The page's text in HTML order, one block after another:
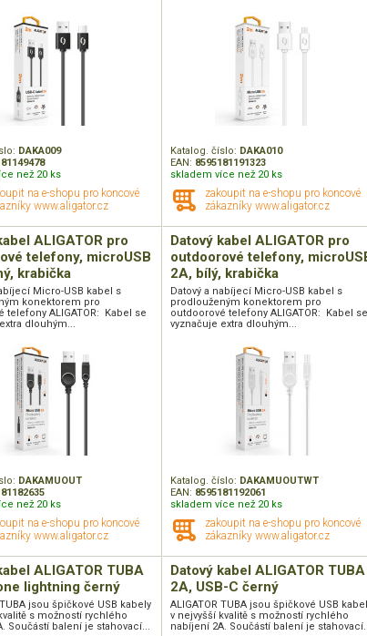
DAKA009
než 20 ks
na e-shopu pro koncové
www.aligator.cz
Katalog. číslo: DAKA010
EAN: 8595181191323
skladem více než 20 ks
zakoupit na e-shopu pro koncové
zákazníky www.aligator.cz
ALIGATOR pro
telefony, microUSB
krabička
Micro-USB kabel s
konektorem pro
telefony ALIGATOR: Kabel se
dlouhým...
DAKAMUOUT
než 20 ks
na e-shopu pro koncové
www.aligator.cz
Datový kabel ALIGATOR pro
outdoorové telefony,
2A, bílý, krabička
Datový a nabíjecí Micro-USB kabel s
prodlouženým konektorem pro
outdoorové telefony ALIGATOR: Kabel se
vyznačuje extra dlouhým...
Katalog. číslo: DAKAMUOUTWT
EAN: 8595181192061
skladem více než 20 ks
zakoupit na e-shopu pro koncové
zákazníky www.aligator.cz
ALIGATOR TUBA
lightning černý
TUBA jsou špičkové USB kabely
s možností rychlého
Součástí balení je stahovací...
Datový kabel ALIGATOR TUBA
2A, USB-C černý
ALIGATOR TUBA jsou špičkové USB
v nejvyšší kvalitě s možností rychlého
nabíjení 2A. Součástí balení je